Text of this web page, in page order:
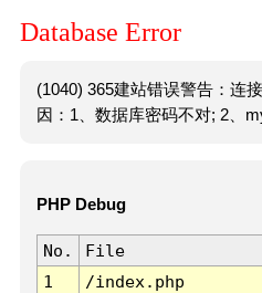
Database Error
(1040) 365建站错误警告：连
因：1、数据库密码不对; 2、
PHP Debug
No. File
1
/index.php